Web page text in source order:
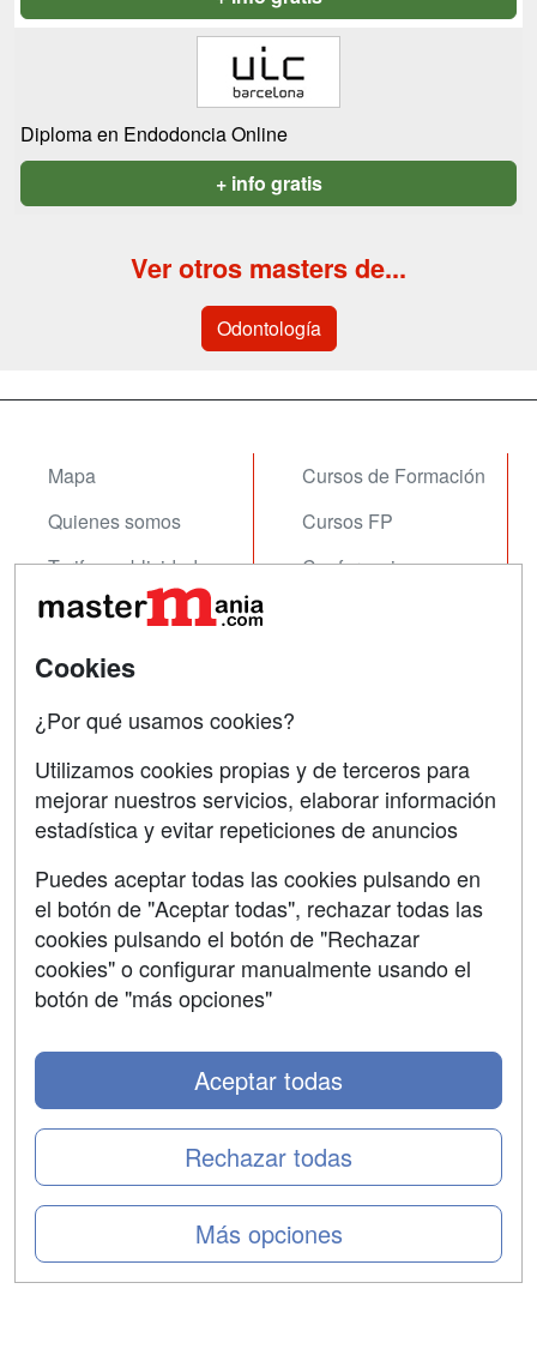
Diploma en Endodoncia Online
+ info gratis
Ver otros masters de...
Odontología
Mapa
Quienes somos
Tarifas publicidad
Acceso Usuarios
Acceso Centros
Cursos de Formación
Cursos FP
Conferencias
Contactar
Confidencialidad
Aviso legal
Copyleft
Cookies
¿Por qué usamos cookies?
Utilizamos cookies propias y de terceros para
mejorar nuestros servicios, elaborar información
estadística y evitar repeticiones de anuncios
Puedes aceptar todas las cookies pulsando en
el botón de "Aceptar todas", rechazar todas las
cookies pulsando el botón de "Rechazar
cookies" o configurar manualmente usando el
botón de "más opciones"
Más opciones
Rechazar todas
Aceptar todas